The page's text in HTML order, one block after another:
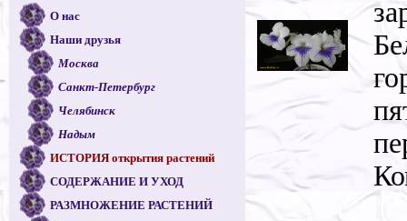
О нас
Наши друзья
Москва
Санкт-Петербург
Челябинск
Надым
ИСТОРИЯ открытия растений
СОДЕРЖАНИЕ И УХОД
РАЗМНОЖЕНИЕ РАСТЕНИЙ